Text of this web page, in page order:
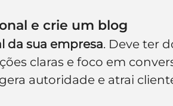
e crie um blog
da sua empresa. Deve ter
claras e foco em
autoridade e atrai